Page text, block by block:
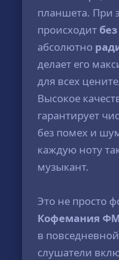
планшета. При
происходит
абсолютно
делает его
для всех
Высокое
гарантирует
без помех и
каждую ноту
музыкант.
Это не просто
Кофемания
в
слушатели